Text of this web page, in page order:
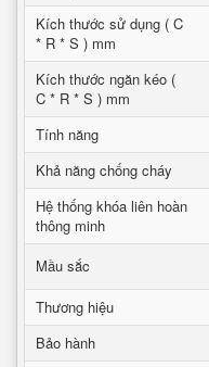
Kích thước sử dụng ( C
* R * S ) mm
Kích thước ngăn kéo (
C * R * S ) mm
Tính năng
Khả năng chống cháy
Hệ thống khóa liên hoàn
thông minh
Mầu sắc
Thương hiệu
Bảo hành